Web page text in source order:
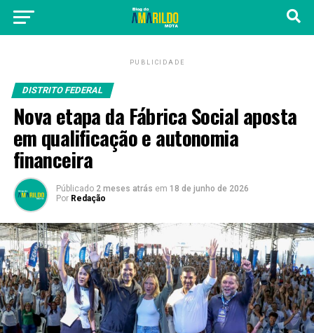
PUBLICIDADE
DISTRITO FEDERAL
Nova etapa da Fábrica Social aposta
em qualificação e autonomia
financeira
Públicado 2 meses atrás em 18 de junho de 2026
Por Redação